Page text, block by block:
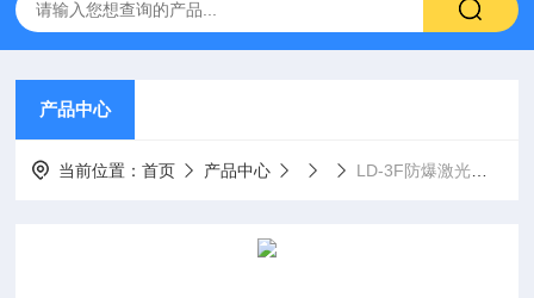
产品中心
当前位置：首页 产品中心 LD-3F防爆激光测尘仪 便携式粉尘仪